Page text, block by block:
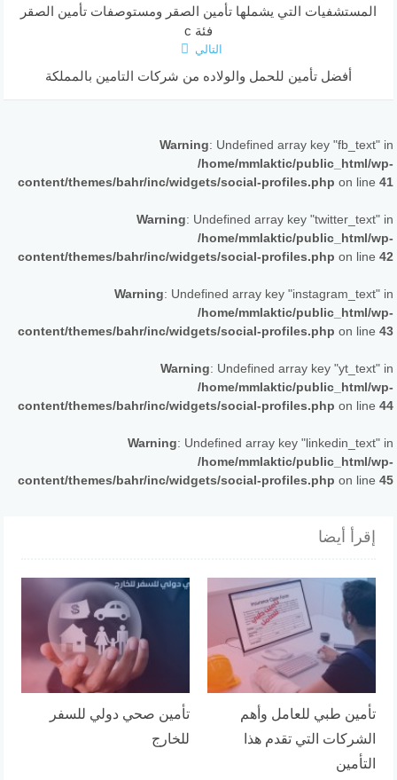
المستشفيات التي يشملها تأمين الصقر ومستوصفات تأمين الصقر
فئة c
التالي
أفضل تأمين للحمل والولاده من شركات التامين بالمملكة
Warning: Undefined array key "fb_text" in
/home/mmlaktic/public_html/wp-
content/themes/bahr/inc/widgets/social-profiles.php on line 41
Warning: Undefined array key "twitter_text" in
/home/mmlaktic/public_html/wp-
content/themes/bahr/inc/widgets/social-profiles.php on line 42
Warning: Undefined array key "instagram_text" in
/home/mmlaktic/public_html/wp-
content/themes/bahr/inc/widgets/social-profiles.php on line 43
Warning: Undefined array key "yt_text" in
/home/mmlaktic/public_html/wp-
content/themes/bahr/inc/widgets/social-profiles.php on line 44
Warning: Undefined array key "linkedin_text" in
/home/mmlaktic/public_html/wp-
content/themes/bahr/inc/widgets/social-profiles.php on line 45
إقرأ أيضا
تأمين طبي للعامل وأهم
الشركات التي تقدم هذا
التأمين
تأمين صحي دولي للسفر
للخارج